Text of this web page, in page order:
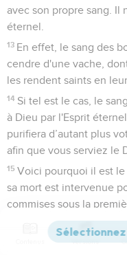
avec son propre sang. Il
éternel.
13 En effet, le sang des
cendre d'une vache,
les rendent saints en
14 Si tel est le cas, le
à Dieu par l'Esprit
purifiera d’autant plus
afin que vous serviez le
15 Voici pourquoi il est
sa mort est intervenue
commises sous la
appelés reçoivent
En effet, là où il y a
Versions